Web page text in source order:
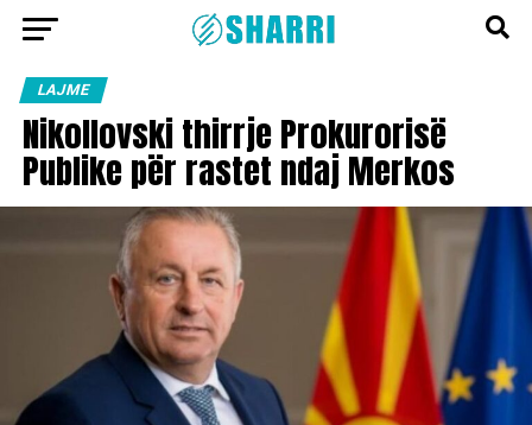
LAJME
Nikollovski thirrje Prokurorisë
Publike për rastet ndaj Merkos